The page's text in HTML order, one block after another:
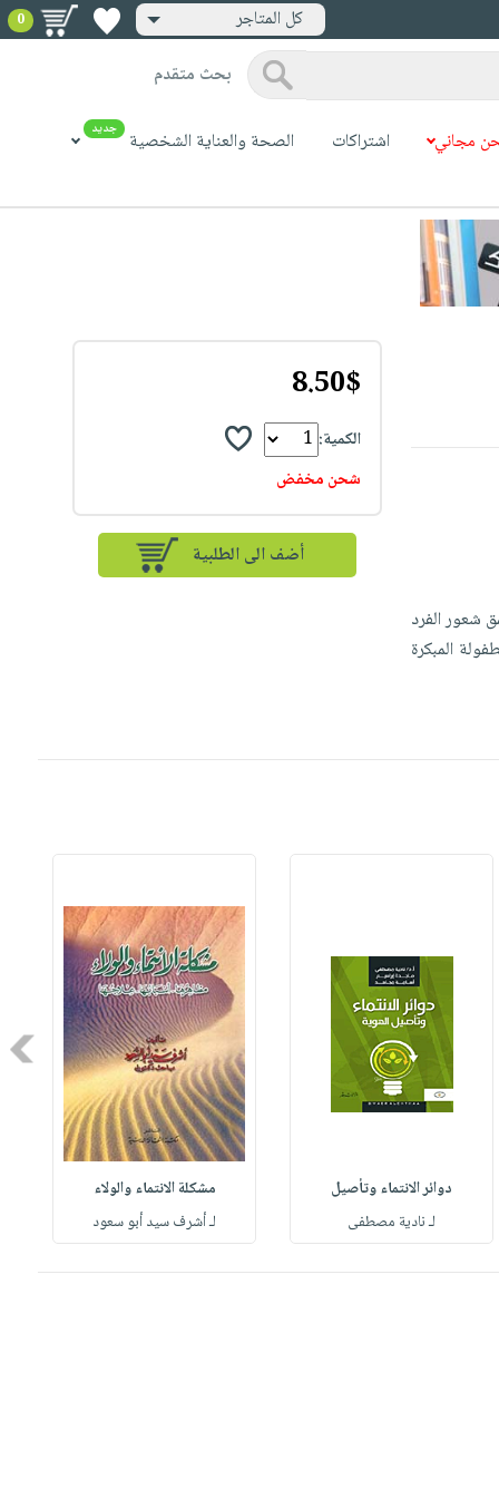
كل المتاجر 0
بحث متقدم
مجاني اشتراكات الصحة والعناية الشخصية جديد
شعور الفرد
المبكرة
8.50$
الكمية:
شحن مخفض
أضف الى الطلبية
دوائر الانتماء وتأصيل
لـ نادية مصطفى
مشكلة الانتماء والولاء
لـ أشرف سيد أبو سعود